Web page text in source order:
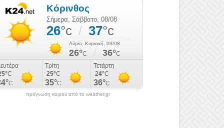
πρόγνωση καιρού από το weather.gr